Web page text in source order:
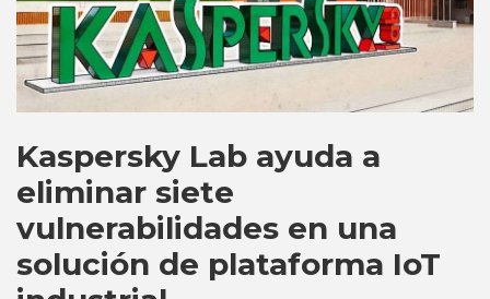
Kaspersky Lab ayuda a
eliminar siete
vulnerabilidades en una
solución de plataforma IoT